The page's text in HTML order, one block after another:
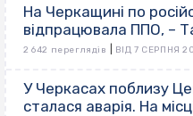
На Черкащині по
відпрацювала ППО, –
2 642 переглядів ВІД 7 СЕРПНЯ
У Черкасах поблизу
сталася аварія. На